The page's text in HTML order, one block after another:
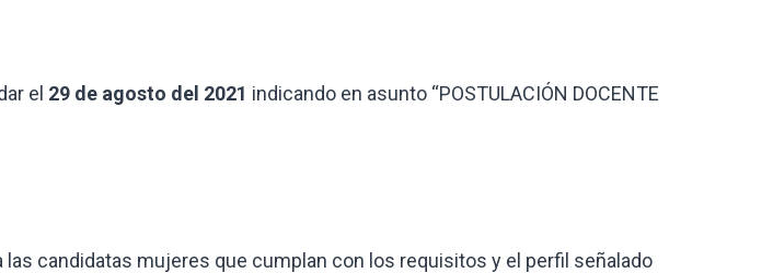
el 29 de agosto del 2021 indicando en asunto “POSTULACIÓN DOCENTE
las candidatas mujeres que cumplan con los requisitos y el perfil señalado